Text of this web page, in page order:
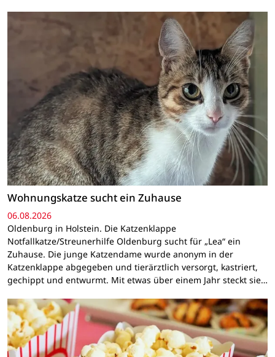
Wohnungskatze sucht ein Zuhause
06.08.2026
Oldenburg in Holstein. Die Katzenklappe
Notfallkatze/Streunerhilfe Oldenburg sucht für „Lea“ ein
Zuhause. Die junge Katzendame wurde anonym in der
Katzenklappe abgegeben und tierärztlich versorgt, kastriert,
gechippt und entwurmt. Mit etwas über einem Jahr steckt sie…